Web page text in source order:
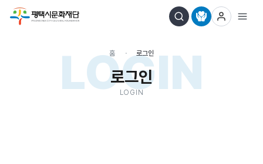
LOGIN
홈 로그인
로그인
LOGIN